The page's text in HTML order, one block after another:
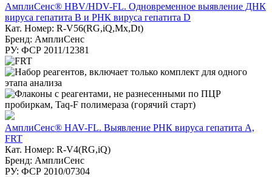
АмплиСенс® HBV/HDV-FL. Одновременное выявление ДНК
вируса гепатита В и РНК вируса гепатита D
Кат. Номер: R-V56(RG,iQ,Mx,Dt)
Бренд: АмплиСенс
РУ: ФСР 2011/12381
АмплиСенс® HAV-FL. Выявление РНК вируса гепатита А,
FRT
Кат. Номер: R-V4(RG,iQ)
Бренд: АмплиСенс
РУ: ФСР 2010/07304